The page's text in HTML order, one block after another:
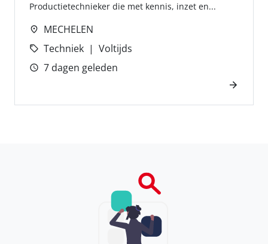
Productietechnieker die met kennis, inzet en...
MECHELEN
Techniek
Voltijds
7 dagen geleden